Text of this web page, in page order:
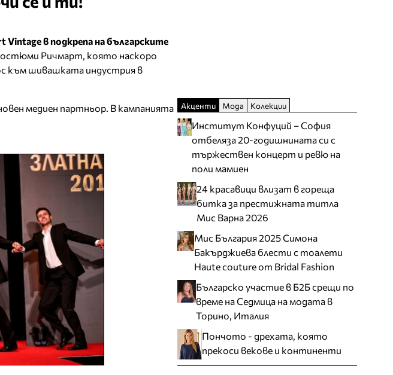
Vintage в подкрепа на българските
Ричмарт, която наскоро
към шивашката индустрия в
медиен партньор. В кампанията
Акценти Мода Колекции
Институт Конфуций – София
отбеляза 20-годишнината си с
тържествен концерт и ревю на
поли мамиен
24 красавици влизат в гореща
битка за престижната титла
Мис Варна 2026
Мис България 2025 Симона
Бакърджиева блести с тоалети
Haute couture от Bridal Fashion
Българско участие в Б2Б срещи по
време на Седмица на модата в
Торино, Италия
Пончото - дрехата, която
прекоси векове и континенти